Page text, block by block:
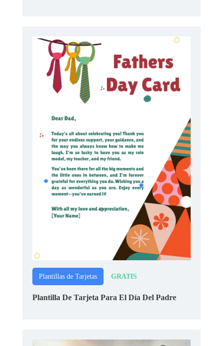
Plantillas de Tarjetas GRATIS
Plantilla De Tarjeta Para El Día Del Padre